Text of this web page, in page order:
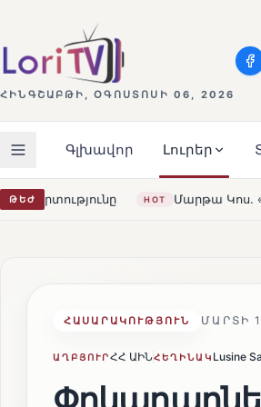
ՀԻՆԳՇԱԲԹԻ, ՕԳՈՍՏՈՍԻ 06, 2026
Գլխավոր Լուրեր
ԹԵԺ
Մարթա Կոս. «Հայաստանն ու ԵՄ-ն
ՀԱՍԱՐԱԿՈՒԹՅՈՒՆ ՄԱՐՏԻ
ԱՂԲՅՈՒՐՀՀ ԱԻՆՀԵՂԻՆԱԿ Lusine